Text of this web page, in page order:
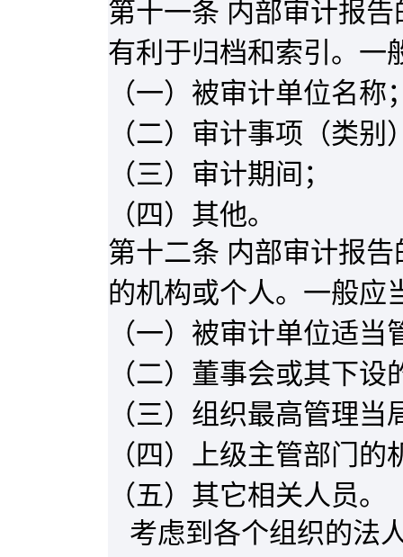
第十一条 内部审计报
有利于归档和索引。一
（一）被审计单位名称
（二）审计事项（类别
（三）审计期间；
（四）其他。
第十二条 内部审计报
的机构或个人。一般应
（一）被审计单位适当
（二）董事会或其下
（三）组织最高管理当
（四）上级主管部门的
（五）其它相关人员。
考虑到各个组织的法